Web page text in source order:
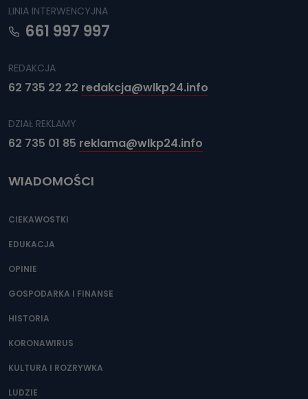
LINIA INTERWENCYJNA
661 997 997
REDAKCJA
62 735 22 22 redakcja@wlkp24.info
DZIAŁ REKLAMY
62 735 01 85 reklama@wlkp24.info
WIADOMOŚCI
CIEKAWOSTKI
EDUKACJA
OPINIE
GOSPODARKA I FINANSE
HISTORIA
KORONAWIRUS
KULTURA I ROZRYWKA
LUDZIE